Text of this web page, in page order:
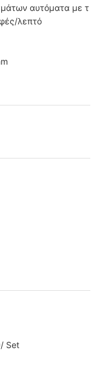
αυτόματα με τ
λεπτό
Set